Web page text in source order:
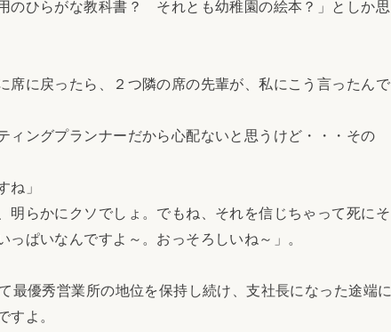
ひらがな教科書？ それとも幼稚園の絵本？」としか思
に戻ったら、２つ隣の席の先輩が、私にこう言ったんで
ングプランナーだから心配ないと思うけど・・・その
」
らかにクソでしょ。でもね、それを信じちゃって死にそ
ぱいなんですよ～。おっそろしいね～」。
優秀営業所の地位を保持し続け、支社長になった途端に
すよ。